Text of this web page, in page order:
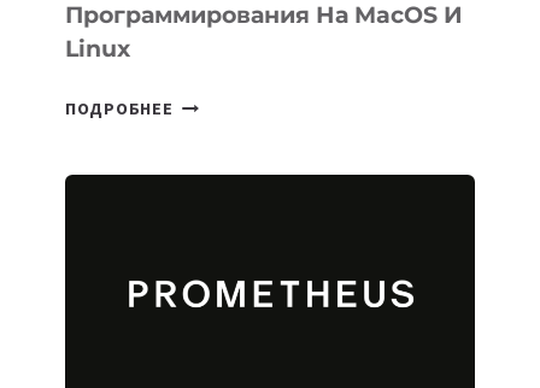
Программирования На MacOS И
Linux
ПОДРОБНЕЕ META
ДЛЯ
ПРОГРАММИРОВАНИЯ